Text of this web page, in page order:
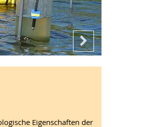
Eigenschaften der